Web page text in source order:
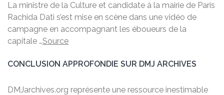
La ministre de la Culture et candidate à la mairie de Paris
Rachida Dati s’est mise en scène dans une vidéo de
campagne en accompagnant les éboueurs de la
capitale …Source
CONCLUSION APPROFONDIE SUR DMJ ARCHIVES
DMJarchives.org représente une ressource inestimable